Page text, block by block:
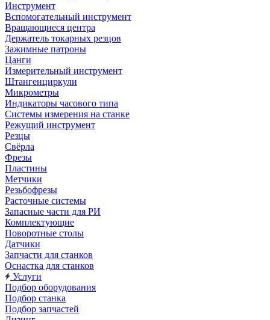
Инструмент
Вспомогательный инструмент
Вращающиеся центра
Держатель токарных резцов
Зажимные патроны
Цанги
Измерительный инструмент
Штангенциркули
Микрометры
Индикаторы часового типа
Системы измерения на станке
Режущий инструмент
Резцы
Свёрла
Фрезы
Пластины
Метчики
Резьбофрезы
Расточные системы
Запасные части для РИ
Комплектующие
Поворотные столы
Датчики
Запчасти для станков
Оснастка для станков
Услуги
Подбор оборудования
Подбор станка
Подбор запчастей